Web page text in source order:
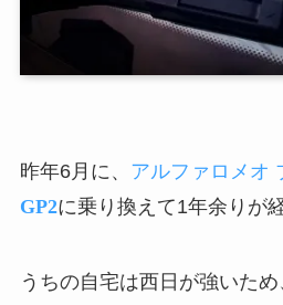
昨年6月に、 アルファロメオ
GP2に乗り換えて1年余りが
うちの自宅は西日が強いた